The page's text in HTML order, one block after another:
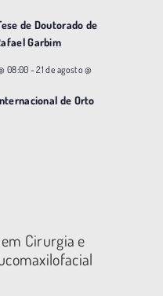
de Doutorado de
Garbim
08:00-21 de agosto @
de Orto
Cirurgia e